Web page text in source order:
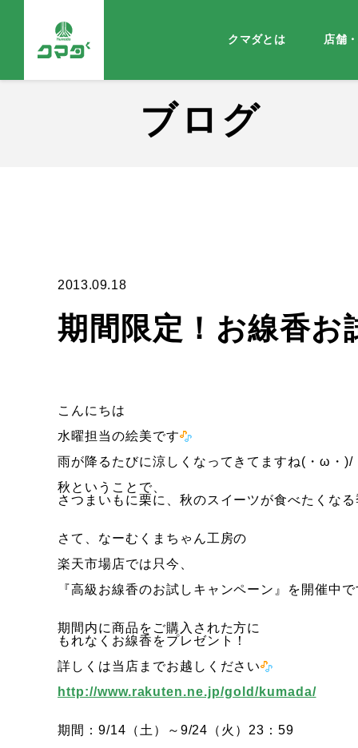
クマダとは 店舗
ブログ
2013.09.18
期間限定！お線香お
こんにちは
水曜担当の絵美です
雨が降るたびに涼しくなってきてますね(・ω・)/
秋ということで、
さつまいもに栗に、秋のスイーツが食べたくなる
さて、なーむくまちゃん工房の
楽天市場店では只今、
『高級お線香のお試しキャンペーン』を開催中で
期間内に商品をご購入された方に
もれなくお線香をプレゼント！
詳しくは当店までお越しください
http://www.rakuten.ne.jp/gold/kumada/
期間：9/14（土）～9/24（火）23：59